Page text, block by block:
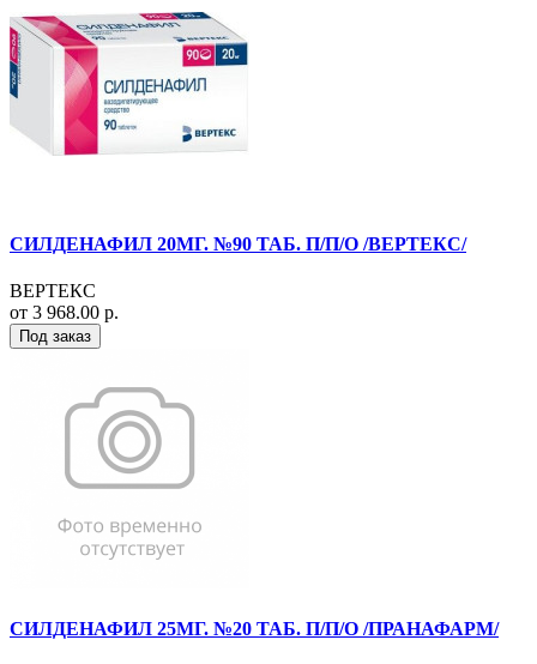
СИЛДЕНАФИЛ 20МГ. №90 ТАБ. П/П/О /ВЕРТЕКС/
ВЕРТЕКС
от 3 968.00 р.
Под заказ
СИЛДЕНАФИЛ 25МГ. №20 ТАБ. П/П/О /ПРАНАФАРМ/